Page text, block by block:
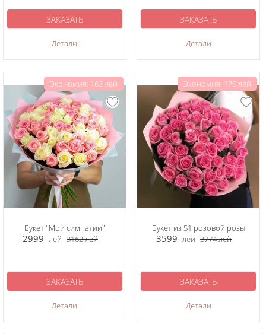
Детали
ЗАКАЗАТЬ
Детали
ЗАКАЗАТЬ
Экономия: 163 лей
Букет "Мои симпатии"
2999 лей 3162лей
Детали
ЗАКАЗАТЬ
Экономия: 175 лей
Букет из 51 розовой розы
3599 лей 3774лей
Детали
ЗАКАЗАТЬ